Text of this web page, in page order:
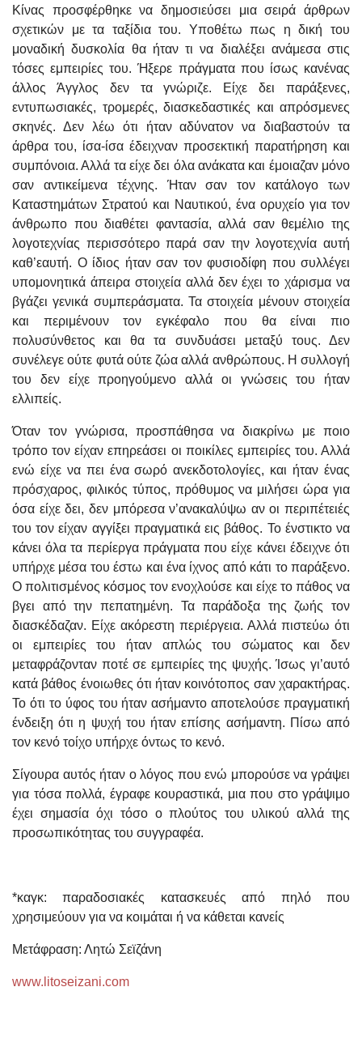
Κίνας προσφέρθηκε να δημοσιεύσει μια σειρά άρθρων
σχετικών με τα ταξίδια του. Υποθέτω πως η δική του
μοναδική δυσκολία θα ήταν τι να διαλέξει ανάμεσα στις
τόσες εμπειρίες του. Ήξερε πράγματα που ίσως κανένας
άλλος Άγγλος δεν τα γνώριζε. Είχε δει παράξενες,
εντυπωσιακές, τρομερές, διασκεδαστικές και απρόσμενες
σκηνές. Δεν λέω ότι ήταν αδύνατον να διαβαστούν τα
άρθρα του, ίσα-ίσα έδειχναν προσεκτική παρατήρηση και
συμπόνοια. Αλλά τα είχε δει όλα ανάκατα και έμοιαζαν μόνο
σαν αντικείμενα τέχνης. Ήταν σαν τον κατάλογο των
Καταστημάτων Στρατού και Ναυτικού, ένα ορυχείο για τον
άνθρωπο που διαθέτει φαντασία, αλλά σαν θεμέλιο της
λογοτεχνίας περισσότερο παρά σαν την λογοτεχνία αυτή
καθ’εαυτή. Ο ίδιος ήταν σαν τον φυσιοδίφη που συλλέγει
υπομονητικά άπειρα στοιχεία αλλά δεν έχει το χάρισμα να
βγάζει γενικά συμπεράσματα. Τα στοιχεία μένουν στοιχεία
και περιμένουν τον εγκέφαλο που θα είναι πιο
πολυσύνθετος και θα τα συνδυάσει μεταξύ τους. Δεν
συνέλεγε ούτε φυτά ούτε ζώα αλλά ανθρώπους. Η συλλογή
του δεν είχε προηγούμενο αλλά οι γνώσεις του ήταν
ελλιπείς.
Όταν τον γνώρισα, προσπάθησα να διακρίνω με ποιο
τρόπο τον είχαν επηρεάσει οι ποικίλες εμπειρίες του. Αλλά
ενώ είχε να πει ένα σωρό ανεκδοτολογίες, και ήταν ένας
πρόσχαρος, φιλικός τύπος, πρόθυμος να μιλήσει ώρα για
όσα είχε δει, δεν μπόρεσα ν’ανακαλύψω αν οι περιπέτειές
του τον είχαν αγγίξει πραγματικά εις βάθος. Το ένστικτο να
κάνει όλα τα περίεργα πράγματα που είχε κάνει έδειχνε ότι
υπήρχε μέσα του έστω και ένα ίχνος από κάτι το παράξενο.
Ο πολιτισμένος κόσμος τον ενοχλούσε και είχε το πάθος να
βγει από την πεπατημένη. Τα παράδοξα της ζωής τον
διασκέδαζαν. Είχε ακόρεστη περιέργεια. Αλλά πιστεύω ότι
οι εμπειρίες του ήταν απλώς του σώματος και δεν
μεταφράζονταν ποτέ σε εμπειρίες της ψυχής. Ίσως γι’αυτό
κατά βάθος ένοιωθες ότι ήταν κοινότοπος σαν χαρακτήρας.
Το ότι το ύφος του ήταν ασήμαντο αποτελούσε πραγματική
ένδειξη ότι η ψυχή του ήταν επίσης ασήμαντη. Πίσω από
τον κενό τοίχο υπήρχε όντως το κενό.
Σίγουρα αυτός ήταν ο λόγος που ενώ μπορούσε να γράψει
για τόσα πολλά, έγραφε κουραστικά, μια που στο γράψιμο
έχει σημασία όχι τόσο ο πλούτος του υλικού αλλά της
προσωπικότητας του συγγραφέα.
*καγκ: παραδοσιακές κατασκευές από πηλό που
χρησιμεύουν για να κοιμάται ή να κάθεται κανείς
Μετάφραση: Λητώ Σεϊζάνη
www.litoseizani.com